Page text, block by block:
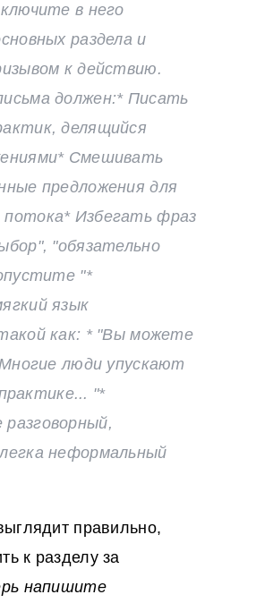
в него
раздела и
к действию.
должен:* Писать
делящийся
Смешивать
предложения для
потока*Избегать фраз
"обязательно
"*
язык
как: * "Вы можете
люди упускают
"*
неформальный
правильно,
к разделу за
напишите